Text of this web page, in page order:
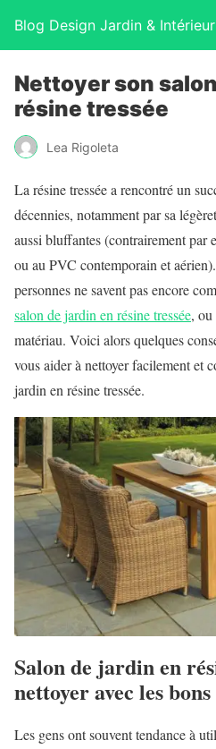
Blog Design Jardin &
Nettoyer son
résine tressée
Lea Rigoleta
La résine tressée a rencontré un
décennies, notamment par sa
aussi bluffantes (contrairement par
ou au PVC contemporain et
personnes ne savent pas encore
salon de jardin en résine tressée,
matériau. Voici alors quelques
vous aider à nettoyer facilement et
jardin en résine tressée.
Salon de jardin en
nettoyer avec les
Les gens ont souvent tendance à